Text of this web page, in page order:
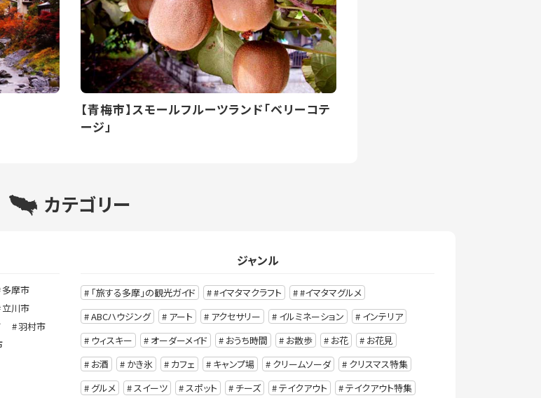
【青梅市】スモールフルーツランド「ベリーコテ
ージ」
カテゴリー
多摩市
立川市
羽村市
ジャンル
「旅する多摩」の観光ガイド #イマタマクラフト
#イマタマグルメ
ABCハウジング
アート アクセサリー イルミネーション
インテリア
ウィスキー
オーダーメイド おうち時間 お散歩 お花
お花見
お酒
かき氷 カフェ キャンプ場 クリームソーダ
クリスマス特集
グルメ
スイーツ スポット チーズ テイクアウト テイクアウト特集